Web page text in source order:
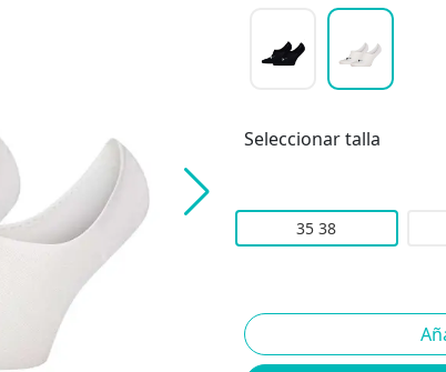
Seleccionar talla
35 38